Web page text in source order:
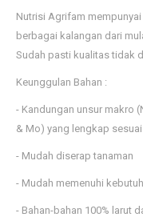
Nutrisi Agrifam
berbagai kalangan dari
Sudah pasti kualitas tidak
Keunggulan Bahan :
- Kandungan unsur makro
& Mo) yang lengkap
- Mudah diserap tanaman
- Mudah memenuhi
- Bahan-bahan 100% larut